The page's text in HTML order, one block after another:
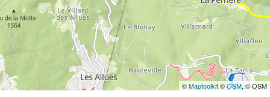
©Maptoolkit©OSM, © OSM